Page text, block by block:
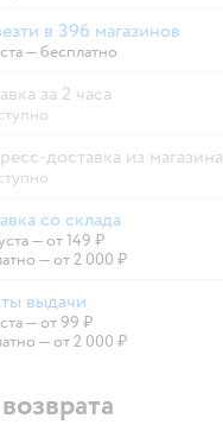
в 396 магазинов
—бесплатно
за 2 часа
доставка из магазина
со склада
—от 149 ₽
— от 2 000 ₽
выдачи
—от 99 ₽
— от 2 000 ₽